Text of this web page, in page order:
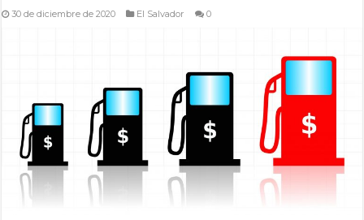
30 de diciembre de 2020 El Salvador 0